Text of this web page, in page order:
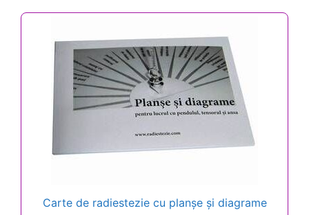
Carte de radiestezie cu planșe și diagrame